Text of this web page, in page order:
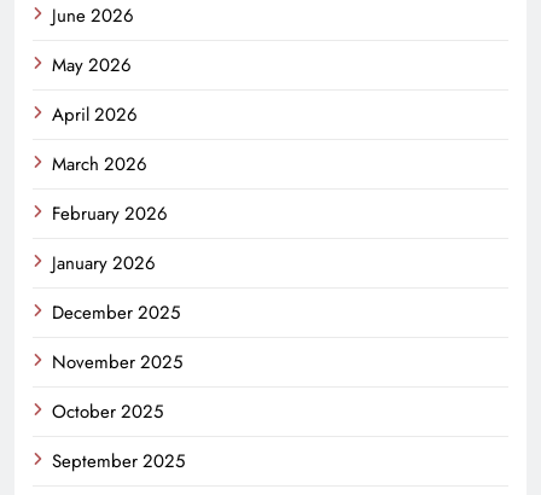
June 2026
May 2026
April 2026
March 2026
February 2026
January 2026
December 2025
November 2025
October 2025
September 2025